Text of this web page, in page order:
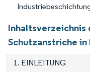
Inhaltsverzeichnis
Schutzanstriche
1. EINLEITUNG